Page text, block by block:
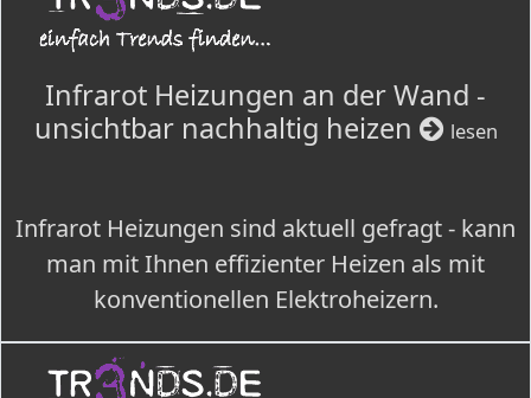
Infrarot Heizungen an der Wand -
unsichtbar nachhaltig heizen
lesen
Infrarot Heizungen sind aktuell gefragt - kann
man mit Ihnen effizienter Heizen als mit
konventionellen Elektroheizern.